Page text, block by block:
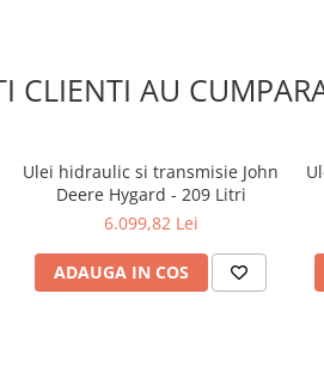
CLIENTI AU
Ulei hidraulic si transmisie John
Deere Hygard - 209 Litri
6.099,82 Lei
ADAUGA IN COS